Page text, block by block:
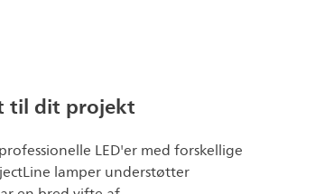
til dit projekt
LED'er med forskellige
lamper understøtter